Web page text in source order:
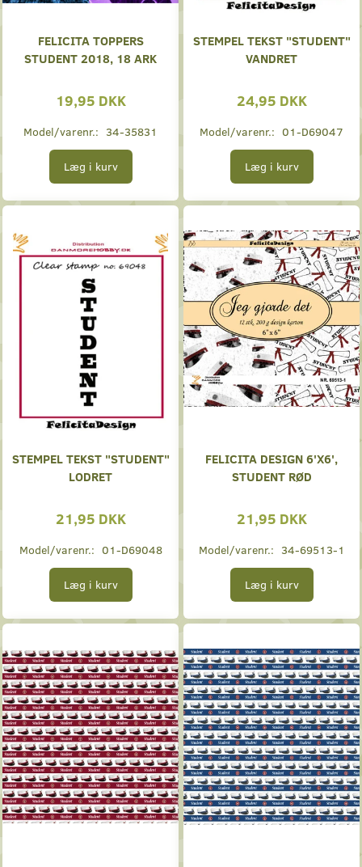
FELICITA TOPPERS
STUDENT 2018, 18 ARK
19,95 DKK
Model/varenr.: 34-35831
Læg i kurv
STEMPEL TEKST "STUDENT"
VANDRET
24,95 DKK
Model/varenr.: 01-D69047
Læg i kurv
STEMPEL TEKST "STUDENT"
LODRET
21,95 DKK
Model/varenr.: 01-D69048
Læg i kurv
FELICITA DESIGN 6'X6',
STUDENT RØD
21,95 DKK
Model/varenr.: 34-69513-1
Læg i kurv